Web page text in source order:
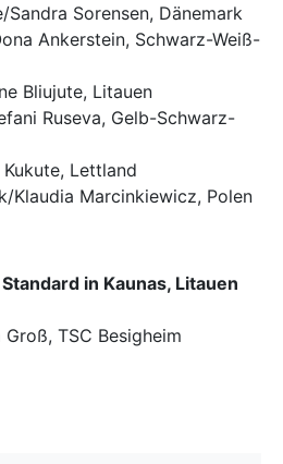
Sandra Sorensen, Dänemark
Ankerstein, Schwarz-Weiß-
Bliujute, Litauen
Ruseva, Gelb-Schwarz-
Lettland
Klaudia Marcinkiewicz, Polen
in Kaunas, Litauen
Groß, TSC Besigheim